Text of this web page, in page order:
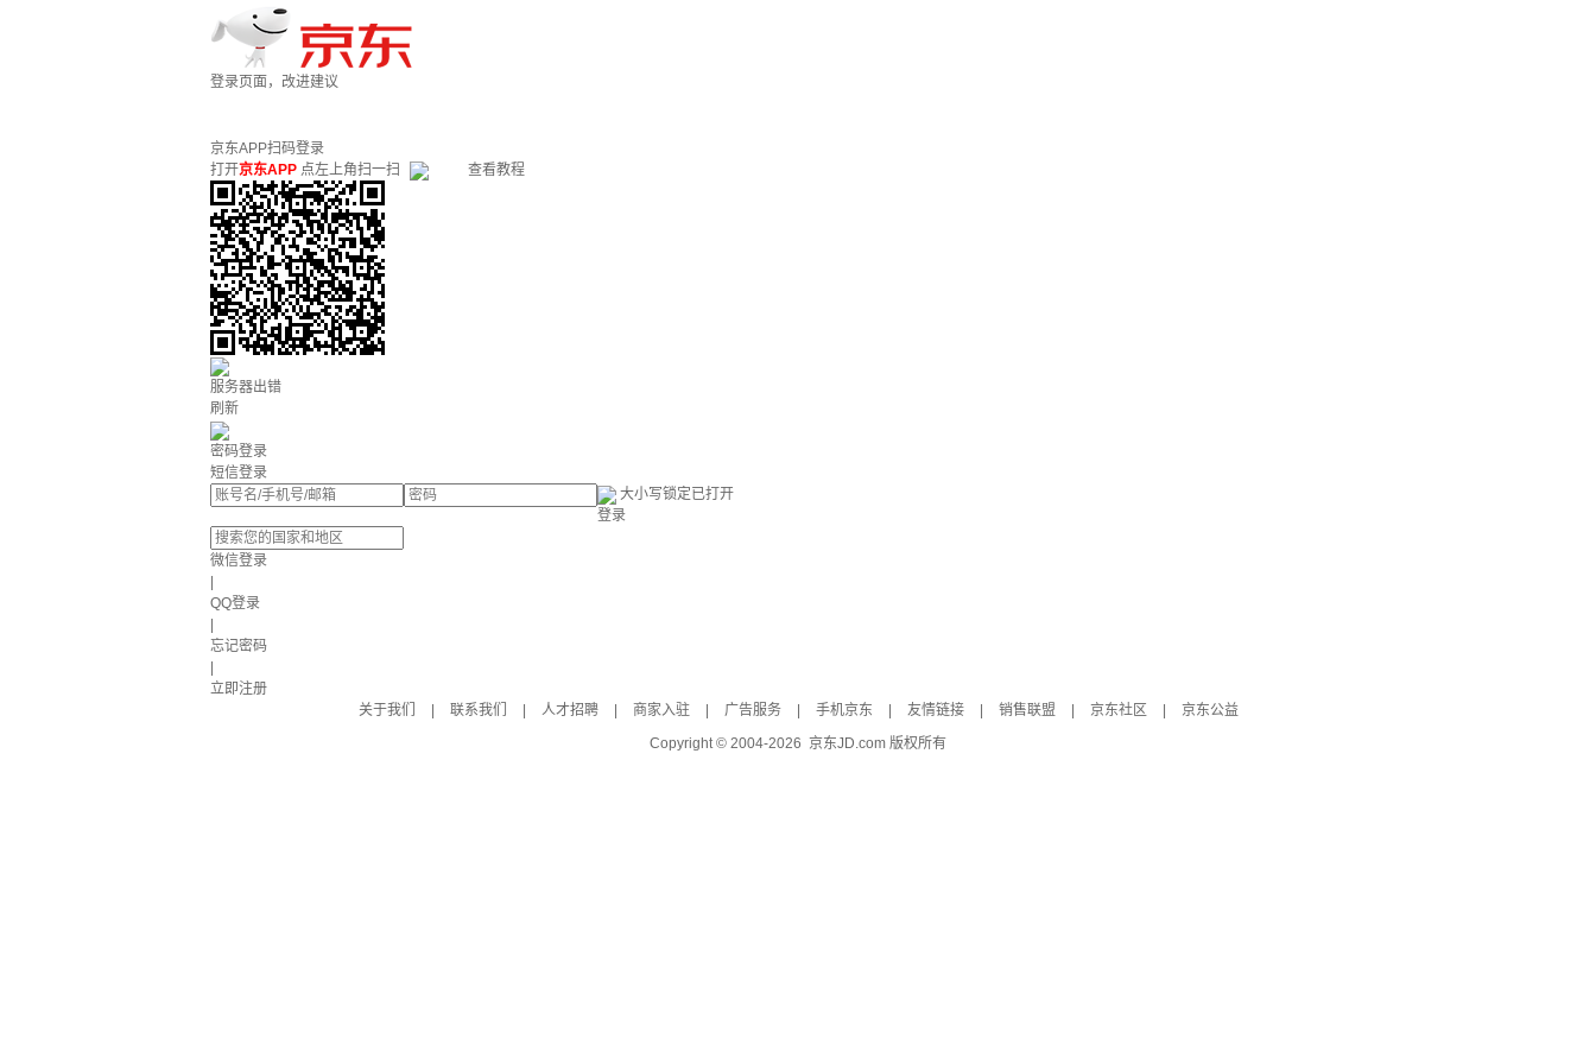
登录页面，改进建议
京东APP扫码登录
打开京东APP 点左上角扫一扫 查看教程
服务器出错
刷新
密码登录
短信登录
大小写锁定已打开
登录
微信登录
QQ登录
忘记密码
立即注册
关于我们
联系我们 人才招聘 商家入驻 广告服务 手机京东 友情链接 销售联盟 京东社区
京东公益
Copyright © 2004-2026 京东JD.com 版权所有